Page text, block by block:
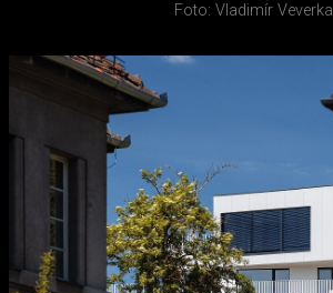
Foto: Vladimír Veverka